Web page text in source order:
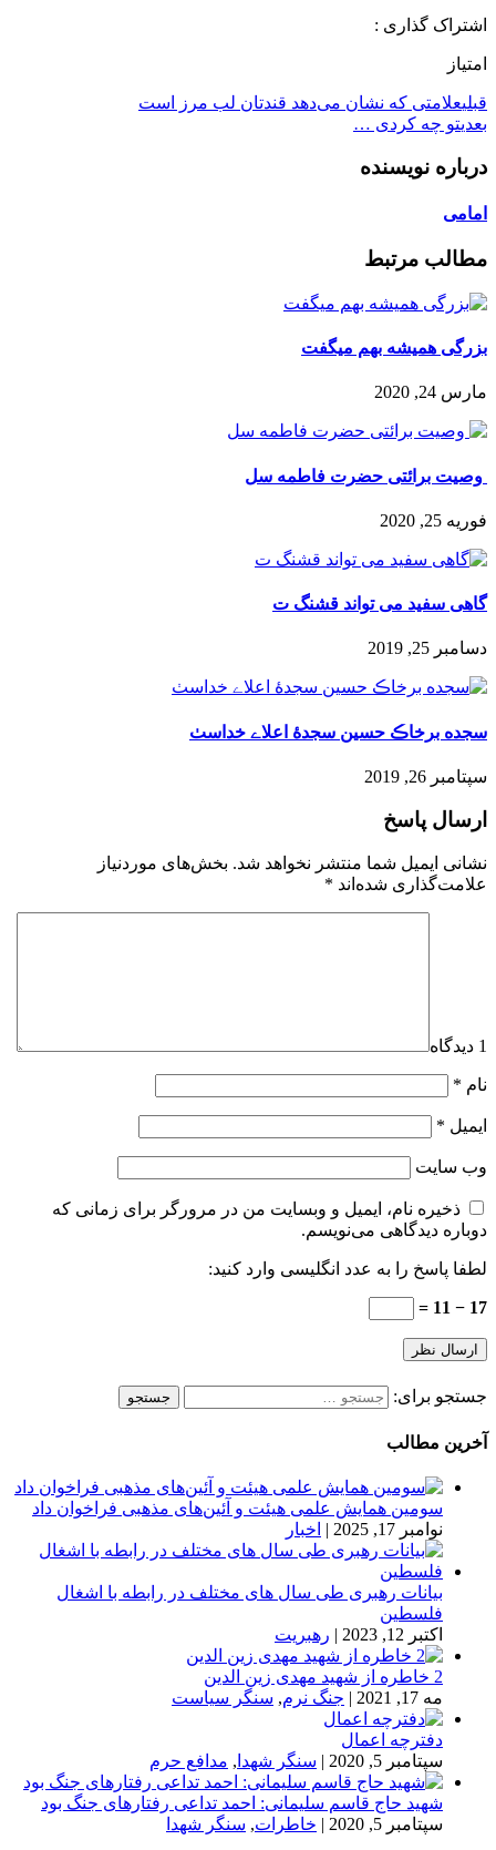
اشتراک گذاری :
امتیاز
قبلیعلامتی که نشان می‌دهد قندتان لب مرز است
بعدیتو چه کردی …
درباره نویسنده
امامی
مطالب مرتبط
بزرگی همیشه بهم میگفت
مارس 24, 2020
️ وصیت برائتی حضرت فاطمه سل
فوریه 25, 2020
گاهی سفید می تواند قشنگ ت
دسامبر 25, 2019
سجده برخاڪ حسین سجدۀ اعلاے خداسٺ
سپتامبر 26, 2019
ارسال پاسخ
نشانی ایمیل شما منتشر نخواهد شد. بخش‌های موردنیاز
علامت‌گذاری شده‌اند *
1 دیدگاه
نام *
ایمیل *
وب‌ سایت
ذخیره نام، ایمیل و وبسایت من در مرورگر برای زمانی که
دوباره دیدگاهی می‌نویسم.
لطفا پاسخ را به عدد انگلیسی وارد کنید:
17 − 11 =
جستجو برای:
آخرین مطالب
سومین همایش علمی هیئت و آئین‌های مذهبی فراخوان داد
نوامبر 17, 2025
| اخبار
بیانات رهبری طی سال های مختلف در رابطه با اشغال
فلسطین
اکتبر 12, 2023
| رهبریت
2 خاطره از شهید مهدی زین الدین
مه 17, 2021
| جنگ نرم, سنگر سیاست
دفترچه اعمال
سپتامبر 5, 2020
| سنگر شهدا , مدافع حرم
شهید حاج قاسم سلیمانی: احمد تداعی رفتارهای جنگ بود
سپتامبر 5, 2020
| خاطرات, سنگر شهدا